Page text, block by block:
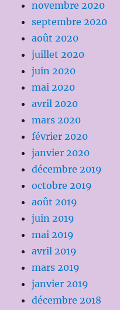
novembre 2020
septembre 2020
août 2020
juillet 2020
juin 2020
mai 2020
avril 2020
mars 2020
février 2020
janvier 2020
décembre 2019
octobre 2019
août 2019
juin 2019
mai 2019
avril 2019
mars 2019
janvier 2019
décembre 2018